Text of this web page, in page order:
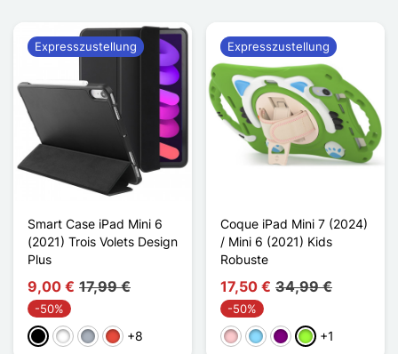
Smart Case iPad Mini 6
(2021) Trois Volets Design
Plus
9,00 € 17,99 €
-50%
Schwarz
WeißGrauRot +8
Expresszustellung
Coque iPad Mini 7 (2024)
/ Mini 6 (2021) Kids
Robuste
17,50 € 34,99 €
-50%
PinkHellblauViolettApfelgrün
+1
Expresszustellung